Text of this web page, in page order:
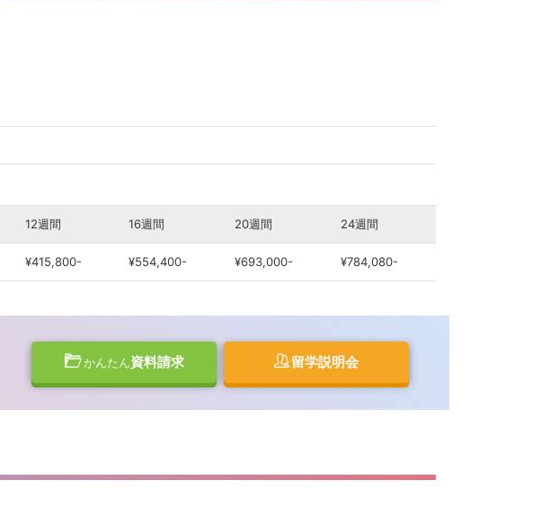
12週間 16週間 20週間 24週間
¥415,800- ¥554,400- ¥693,000- ¥784,080-
かんたん資料請求 留学説明会